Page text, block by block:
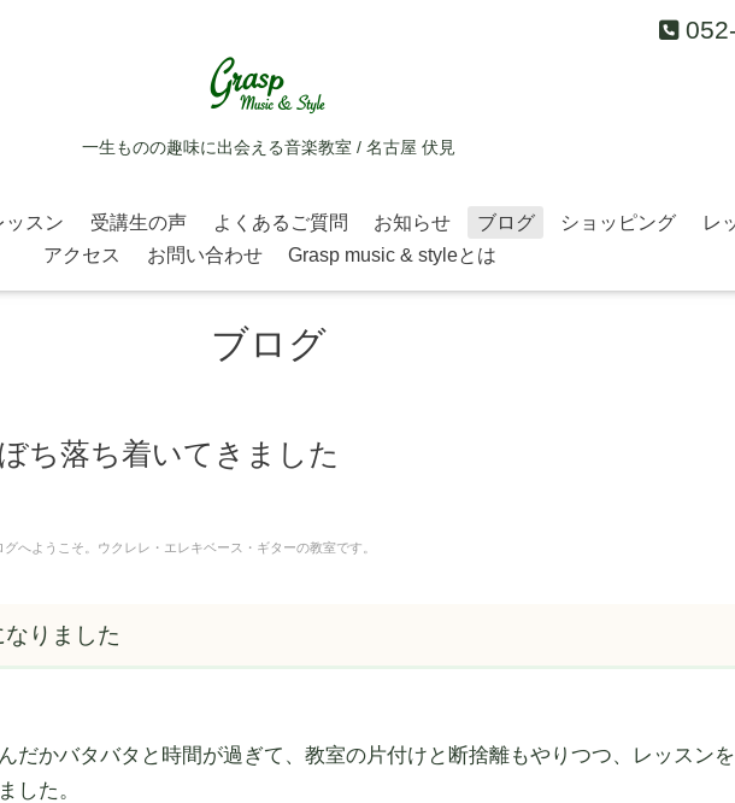
一生ものの趣味に出会える音楽教室 / 名古屋 伏見
ッスン 受講生の声 よくあるご質問 お知らせ ブログ ショッピング
レ
アクセス
お問い合わせ Grasp music & styleとは
ブログ
ち落ち着いてきました
へようこそ。ウクレレ・エレキベース・ギターの教室です。
りました
だかバタバタと時間が過ぎて、教室の片付けと断捨離もやりつつ、レッスン
した。